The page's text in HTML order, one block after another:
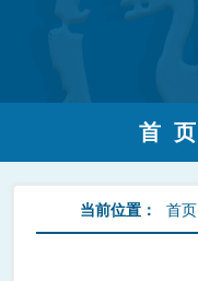
首 页
当前位置： 首页